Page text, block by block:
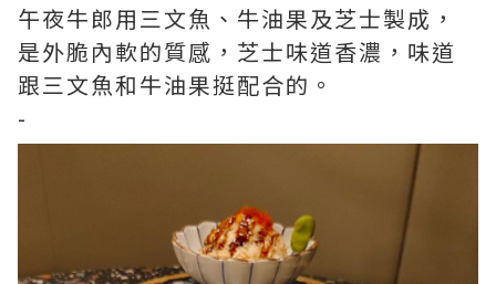
午夜牛郎用三文魚、牛油果及芝士製成，
是外脆內軟的質感，芝士味道香濃，味道
跟三文魚和牛油果挺配合的。
-